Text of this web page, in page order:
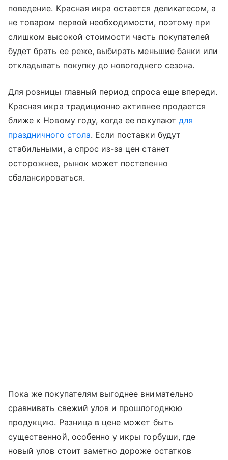
поведение. Красная икра остается деликатесом, а
не товаром первой необходимости, поэтому при
слишком высокой стоимости часть покупателей
будет брать ее реже, выбирать меньшие банки или
откладывать покупку до новогоднего сезона.
Для розницы главный период спроса еще впереди.
Красная икра традиционно активнее продается
ближе к Новому году, когда ее покупают для
праздничного стола. Если поставки будут
стабильными, а спрос из-за цен станет
осторожнее, рынок может постепенно
сбалансироваться.
Пока же покупателям выгоднее внимательно
сравнивать свежий улов и прошлогоднюю
продукцию. Разница в цене может быть
существенной, особенно у икры горбуши, где
новый улов стоит заметно дороже остатков